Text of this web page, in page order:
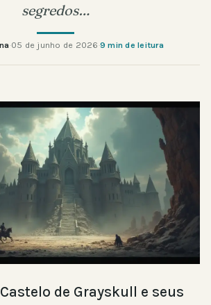
segredos…
·05 de junho de 2026·9 min de leitura
de Grayskull e seus